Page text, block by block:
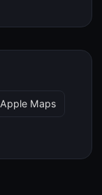
Apple Maps